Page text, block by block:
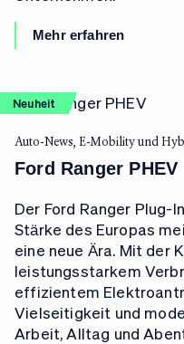
Mehr erfahren
Neuheit
Auto-News, E-Mobility und
Ford Ranger PHEV
Der Ford Ranger Plug-
Stärke des Europas
eine neue Ära. Mit der
leistungsstarkem
effizientem
Vielseitigkeit und
Arbeit, Alltag und